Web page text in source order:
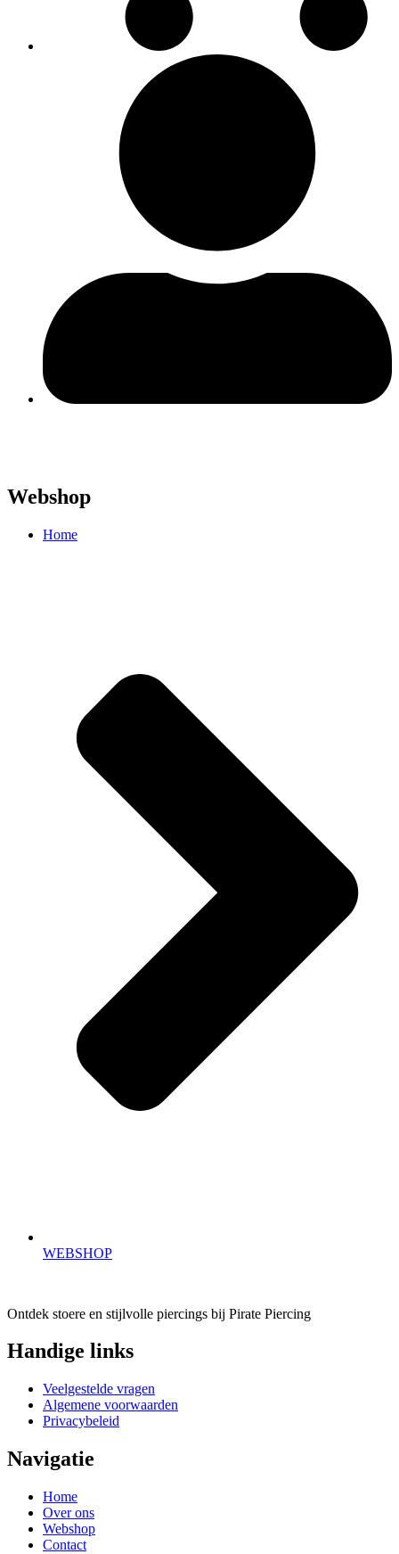
Webshop
Home
WEBSHOP
Ontdek stoere en stijlvolle piercings bij Pirate Piercing
Handige links
Veelgestelde vragen
Algemene voorwaarden
Privacybeleid
Navigatie
Home
Over ons
Webshop
Contact